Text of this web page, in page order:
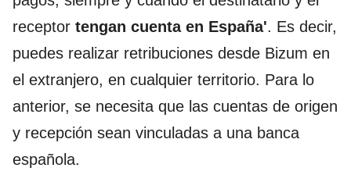
receptor tengan cuenta en España'. Es decir,
puedes realizar retribuciones desde Bizum en
el extranjero, en cualquier territorio. Para lo
anterior, se necesita que las cuentas de origen
y recepción sean vinculadas a una banca
española.